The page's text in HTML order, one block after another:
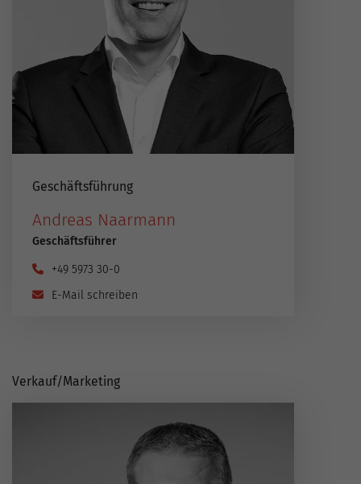
Geschäftsführung
Andreas Naarmann
Geschäftsführer
+49 5973 30-0
E-Mail schreiben
Verkauf​/​Marketing